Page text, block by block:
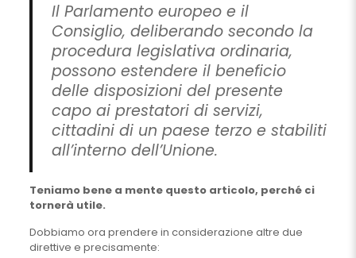
Il Parlamento europeo e il
Consiglio, deliberando secondo la
procedura legislativa ordinaria,
possono estendere il beneficio
delle disposizioni del presente
capo ai prestatori di servizi,
cittadini di un paese terzo e stabiliti
all’interno dell’Unione.
Teniamo bene a mente questo articolo, perché ci
tornerà utile.
Dobbiamo ora prendere in considerazione altre due
direttive e precisamente: